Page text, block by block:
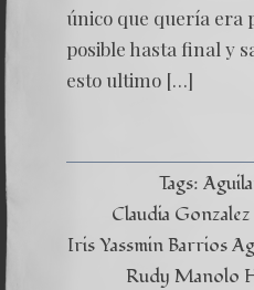
único que quería era
posible hasta final y
esto ultimo […]
Tags:
Claudia
Iris Yassmin Barrios
Rudy Manolo